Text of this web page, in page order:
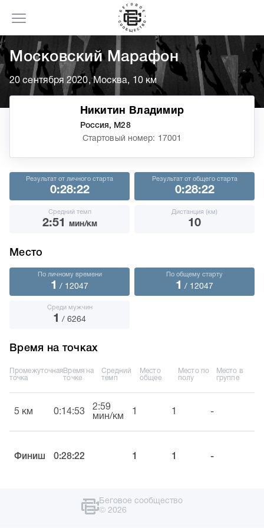
Московский Марафон
20 сентября 2020, Москва, 10 км
Никитин Владимир
Россия, М28
Стартовый номер: 17001
Результат от личного старта
0:28:22
Результат от общего старта
0:28:22
Средний темп
2:51 мин/км
Дистанция (км)
10
Место
По личному времени
1 / 12047
По общему старту
1 / 12047
Среди мужчин
1 / 6264
Время на точках
Промежуточная
точка
Время на
точке
Средний
темп
Место
общее
Место по
полу
Место в
группе
5 км 0:14:53
2:59
мин/км
-
Финиш 0:28:22 1 1 -
Беговое сообщество
© 2026